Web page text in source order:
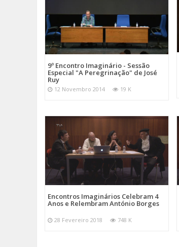
9º Encontro Imaginário - Sessão
Especial "A Peregrinação" de José
Ruy
12 Novembro 2014 19 K
Encontros Imaginários Celebram 4
Anos e Relembram António Borges
28 Fevereiro 2018 748 K